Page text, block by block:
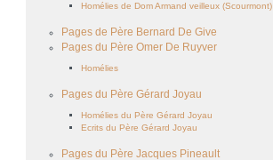
Homélies de Dom Armand veilleux (Scourmont)
Pages de Père Bernard De Give
Pages du Père Omer De Ruyver
Homélies
Pages du Père Gérard Joyau
Homélies du Père Gérard Joyau
Ecrits du Père Gérard Joyau
Pages du Père Jacques Pineault